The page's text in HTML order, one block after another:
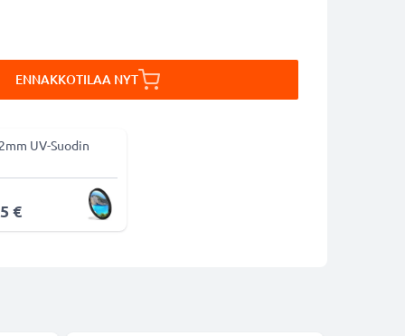
ENNAKKOTILAA NYT
UV-Suodin
€